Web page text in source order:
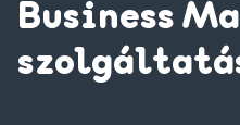
Business